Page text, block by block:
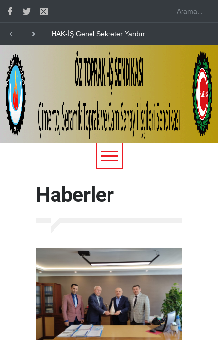
Sağladık 15 TEMMUZ’UN 10. YILINDA ŞEHİTLERİMİZİ
Haberler